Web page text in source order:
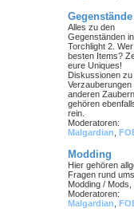
Gegenstände
Alles zu den
Gegenständen in
Torchlight 2.
besten Items?
eure Uniques!
Diskussionen zu
Verzauberungen
anderen Zaubern
gehören
rein.
Moderatoren:
Malgardian
Modding
Hier gehören
Fragen rund ums
Modding / Mods,
Moderatoren:
Malgardian